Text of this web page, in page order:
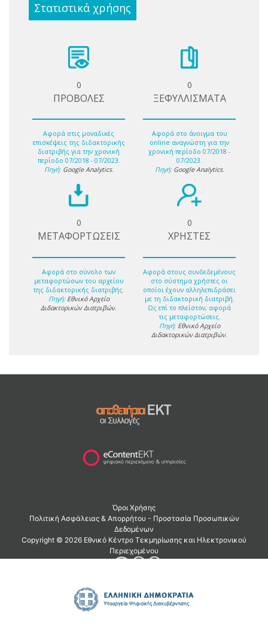
Στατιστικά χρήσης
0
ΠΡΟΒΟΛΕΣ
Αφορά στις μοναδικές
επισκέψεις της διδακτορικής
διατριβής για την χρονική
περίοδο 07/2018 - 07/2023.
Πηγή: Google Analytics.
0
ΞΕΦΥΛΛΙΣΜΑΤΑ
Αφορά στο άνοιγμα του
online αναγνώστη για την
χρονική περίοδο 07/2018 -
07/2023.
Πηγή: Google Analytics.
0
ΜΕΤΑΦΟΡΤΩΣΕΙΣ
Αφορά στο σύνολο των
μεταφορτώσων του αρχείου
της διδακτορικής διατριβής.
Πηγή: Εθνικό Αρχείο
Διδακτορικών Διατριβών.
0
ΧΡΗΣΤΕΣ
Αφορά στους συνδεδεμένους
στο σύστημα χρήστες οι
οποίοι έχουν αλληλεπιδράσει
με τη διδακτορική διατριβή.
Ως επί το πλείστον, αφορά
τις μεταφορτώσεις.
Πηγή: Εθνικό Αρχείο
Διδακτορικών Διατριβών.